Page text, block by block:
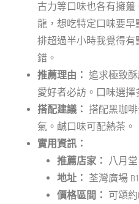
古力等口味也各有擁
龍，想吃特定口味要早
排超過半小時我覺得
錯。
推薦理由： 追求極致
愛好者必訪。口味選擇
搭配建議： 搭配黑咖
氣。鹹口味可配熱茶。
實用資訊：
推薦店家： 八月
地址： 荃灣廣場
價格區間： 可頌約